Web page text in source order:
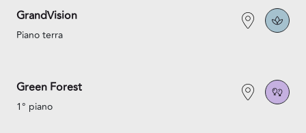
GrandVision
Piano terra
Green Forest
1° piano